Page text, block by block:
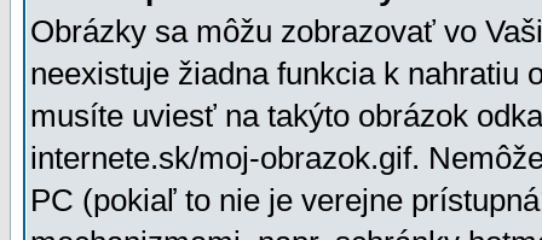
Obrázky sa môžu zobrazovať vo
neexistuje žiadna funkcia k nahratiu
musíte uviesť na takýto obrázok
internete.sk/moj-obrazok.gif.
PC (pokiaľ to nie je verejne